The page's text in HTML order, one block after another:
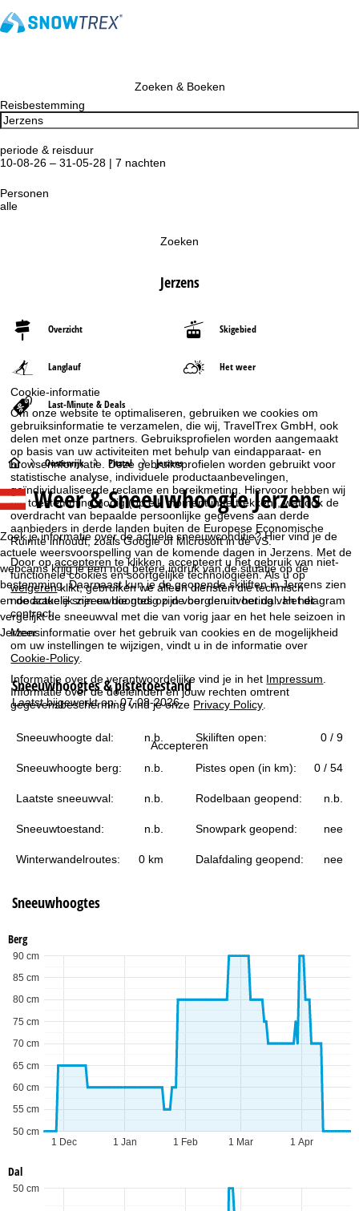
Cookie-informatie
Om onze website te optimaliseren, gebruiken we cookies om
gebruiksinformatie te verzamelen, die wij, TravelTrex GmbH, ook
delen met onze partners. Gebruiksprofielen worden aangemaakt
op basis van uw activiteiten met behulp van eindapparaat- en
browserinformatie. Deze gebruiksprofielen worden gebruikt voor
statistische analyse, individuele productaanbevelingen,
geïndividualiseerde reclame en bereikmeting. Hiervoor hebben wij
uw toestemming nodig (op elk moment in te trekken), wat ook de
overdracht van bepaalde persoonlijke gegevens aan derde
aanbieders in derde landen buiten de Europese Economische
Ruimte inhoudt, zoals Google of Microsoft in de VS.
Door opaccepteren te klikken, accepteert u het gebruik van niet-
functionele cookies en soortgelijke technologieën. Als u op
weigerenklikt, gebruiken we alleen diensten die technisch
noodzakelijk zijn en die nodig zijn voor de uitvoering van het
contract.
Meer informatie over het gebruik van cookies en de mogelijkheid
om uw instellingen te wijzigen, vindt u in de informatie over
Cookie-Policy
Informatie over de verantwoordelijke vind je in het Impressum
Informatie over de doeleinden en jouw rechten omtrent
gegevensbescherming vind je onze Privacy Policy
Accepteren
Zoeken & Boeken
Reisbestemming
periode & reisduur
10-08-26 – 31-05-28 | 7 nachten
Personen
alle
Zoeken
Jerzens
Overzicht Skigebied
Langlauf Het weer
Last-Minute & Deals
S
t
a
r
t
p
a
g
Oostenrijk Pitztal Jerzens
Weer & Sneeuwhoogte Jerzens
Zoek je informatie over de actuele sneeuwconditie? Hier vind je de
actuele weersvoorspelling van de komende dagen in Jerzens. Met de
webcams krijg je een nog betere indruk van de situatie op de
bestemming. Daarnaast kun je de geopende skiliften in Jerzens zien
en de actuele sneeuwhoogtes op de berg en in het dal. Het diagram
vergelijkt de sneeuwval met die van vorig jaar en het hele seizoen in
Jerzens.
Sneeuwhoogtes & pistetoestand
Laatst bijgewerkt op: 07-08-2026
Sneeuwhoogte dal: n.b. Skiliften open: 0 / 9
Sneeuwhoogte berg: n.b. Pistes open (in km): 0 / 54
Laatste sneeuwval: n.b. Rodelbaan geopend: n.b.
Sneeuwtoestand: n.b. Snowpark geopend: nee
Winterwandelroutes: 0 km Dalafdaling geopend: nee
Sneeuwhoogtes
Berg
1 Dec 1 Jan 1 Feb 1 Mar 1 Apr
50 cm
55 cm
60 cm
65 cm
70 cm
75 cm
80 cm
85 cm
90 cm
Dal
50 cm